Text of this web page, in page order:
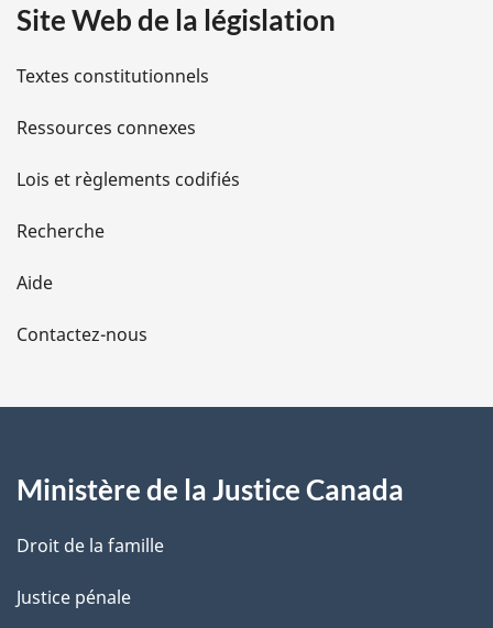
i
l
s
d
e
l
a
e
Site Web de la législation
Textes constitutionnels
Ressources connexes
Lois et règlements codifiés
Recherche
Aide
Contactez-nous
Ministère de la Justice Canada
Droit de la famille
Justice pénale